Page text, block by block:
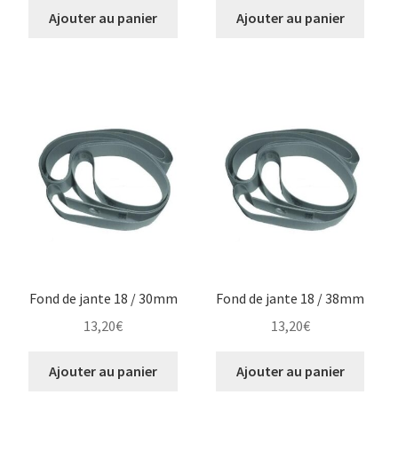
Ajouter au panier Ajouter au panier
Fond de jante 18 / 30mm
13,20€
Ajouter au panier
Fond de jante 18 / 38mm
13,20€
Ajouter au panier